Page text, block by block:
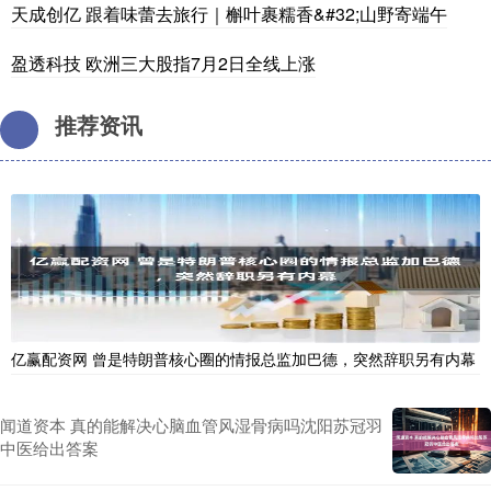
天成创亿 跟着味蕾去旅行｜槲叶裹糯香&#32;山野寄端午
盈透科技 欧洲三大股指7月2日全线上涨
推荐资讯
亿赢配资网 曾是特朗普核心圈的情报总监加巴德，突然辞职另有内幕
闻道资本 真的能解决心脑血管风湿骨病吗沈阳苏冠羽
中医给出答案